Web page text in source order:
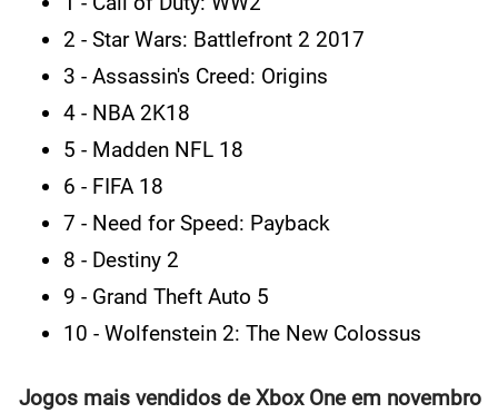
2 - Star Wars: Battlefront 2 2017
3 - Assassin's Creed: Origins
4 - NBA 2K18
5 - Madden NFL 18
6 - FIFA 18
7 - Need for Speed: Payback
8 - Destiny 2
9 - Grand Theft Auto 5
10 - Wolfenstein 2: The New Colossus
Jogos mais vendidos de Xbox One em novembro